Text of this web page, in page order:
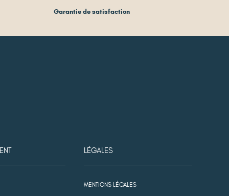
Garantie de satisfaction
LÉGALES
MENTIONS LÉGALES